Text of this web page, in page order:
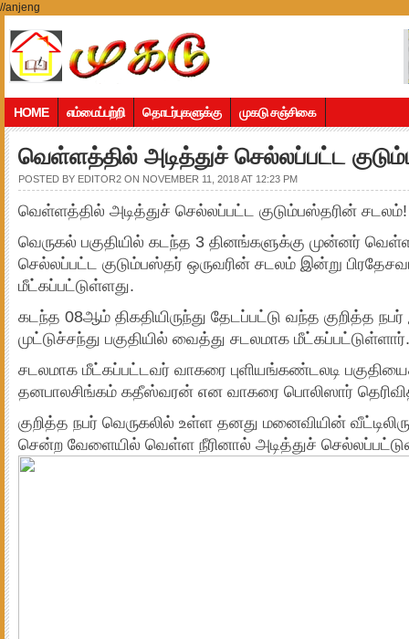
//anjeng
HOME எம்மைப்பற்றி தொடர்புகளுக்கு முகடு சஞ்சிகை
வெள்ளத்தில் அடித்துச் செல்லப்பட்ட
POSTED BY EDITOR2 ON NOVEMBER 11, 2018 AT 12:23 PM
வெள்ளத்தில் அடித்துச் செல்லப்பட்ட குடும்பஸ்தரின் சடலம்!
வெருகல் பகுதியில் கடந்த 3 தினங்களுக்கு முன்னர்
செல்லப்பட்ட குடும்பஸ்தர் ஒருவரின் சடலம் இன்று
மீட்கப்பட்டுள்ளது.
கடந்த 08ஆம் திகதியிருந்து தேடப்பட்டு வந்த குறித்த
முட்டுச்சந்து பகுதியில் வைத்து சடலமாக மீட்கப்பட்டுள்ளார்.
சடலமாக மீட்கப்பட்டவர் வாகரை புளியங்கண்டலடி
தனபாலசிங்கம் கதீஸ்வரன் என வாகரை பொலிஸார்
குறித்த நபர் வெருகலில் உள்ள தனது மனைவியின்
சென்ற வேளையில் வெள்ள நீரினால் அடித்துச்